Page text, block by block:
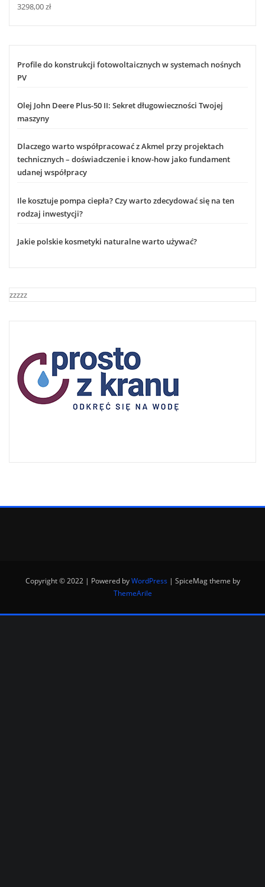
3298,00zł
Profile do konstrukcji fotowoltaicznych w systemach nośnych
PV
Olej John Deere Plus-50 II: Sekret długowieczności Twojej
maszyny
Dlaczego warto współpracować z Akmel przy projektach
technicznych – doświadczenie i know-how jako fundament
udanej współpracy
Ile kosztuje pompa ciepła? Czy warto zdecydować się na ten
rodzaj inwestycji?
Jakie polskie kosmetyki naturalne warto używać?
zzzzz
Copyright © 2022 | Powered byWordPress | SpiceMag theme by
ThemeArile